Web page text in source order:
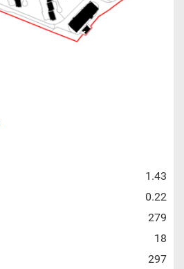
1.43
0.22
279
18
297